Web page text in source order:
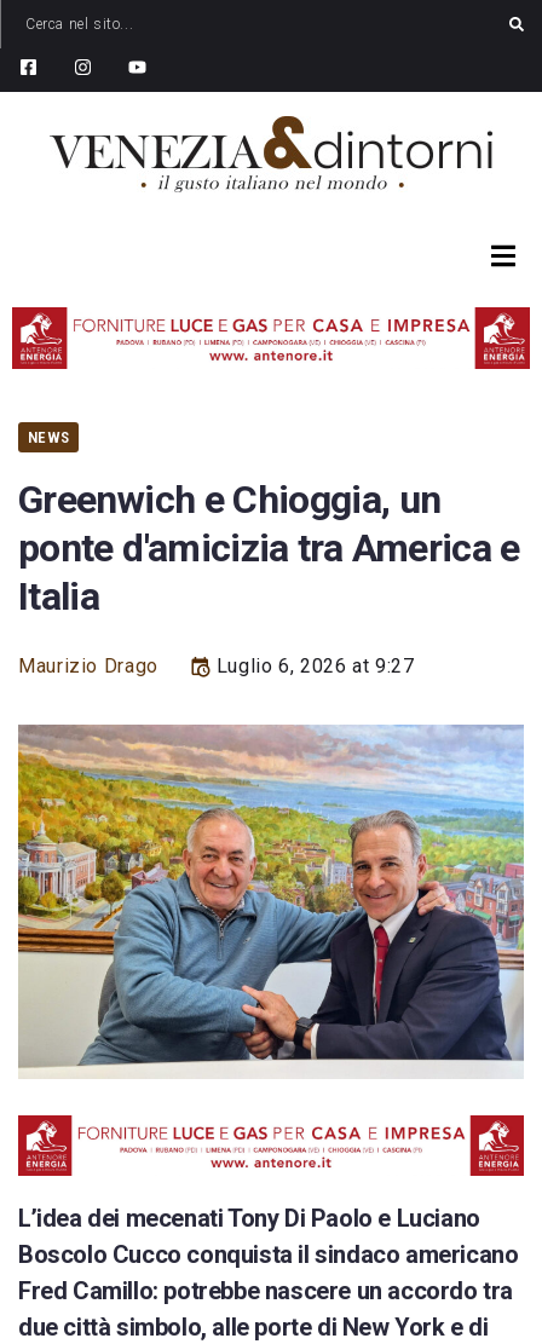
NEWS
Greenwich e Chioggia, un
ponte d'amicizia tra America e
Italia
Maurizio Drago Luglio 6, 2026 at 9:27
L’idea dei mecenati Tony Di Paolo e Luciano
Boscolo Cucco conquista il sindaco americano
Fred Camillo: potrebbe nascere un accordo tra
due città simbolo, alle porte di New York e di